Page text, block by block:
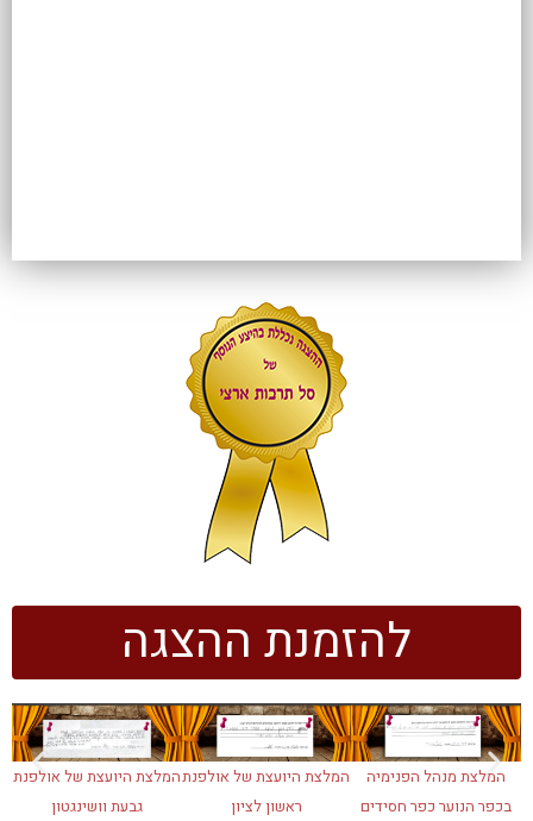
להזמנת ההצגה
המלצת היועצת של אולפנת
גבעת וושינגטון
המלצת היועצת של אולפנת
ראשון לציון
המלצת מנהל הפנימיה
בכפר הנוער כפר חסידים